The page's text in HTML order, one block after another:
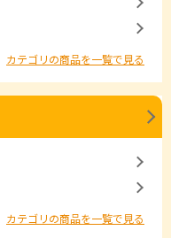
カテゴリの商品を一覧で見る
カテゴリの商品を一覧で見る